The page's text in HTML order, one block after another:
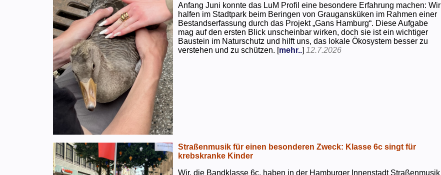
Anfang Juni konnte das LuM Profil eine besondere Erfahrung machen: Wir
halfen im Stadtpark beim Beringen von Graugansküken im Rahmen einer
Bestandserfassung durch das Projekt „Gans Hamburg“. Diese Aufgabe
mag auf den ersten Blick unscheinbar wirken, doch sie ist ein wichtiger
Baustein im Naturschutz und hilft uns, das lokale Ökosystem besser zu
verstehen und zu schützen. [mehr..] 12.7.2026
Straßenmusik für einen besonderen Zweck: Klasse 6c singt für
krebskranke Kinder
Wir, die Bandklasse 6c, haben in der Hamburger Innenstadt Straßenmusik